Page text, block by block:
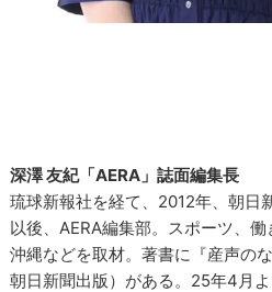
深澤 友紀「AERA」誌面編集長
琉球新報社を経て、2012年、朝日
以後、AERA編集部。スポーツ、働
沖縄などを取材。著書に『産声の
朝日新聞出版）がある。25年4月